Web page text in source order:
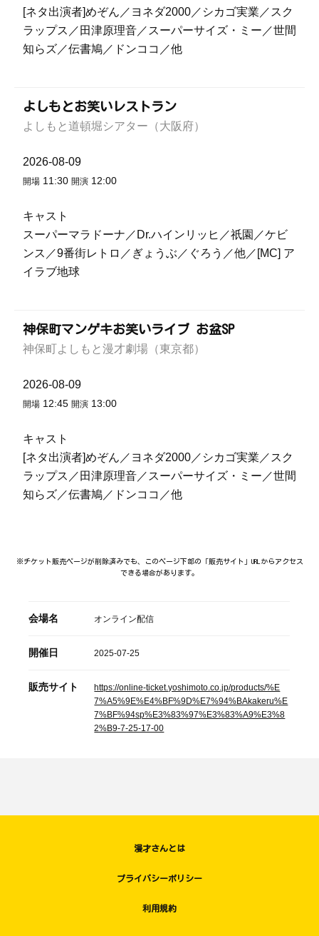
[ネタ出演者]めぞん／ヨネダ2000／シカゴ実業／スク
ラップス／田津原理音／スーパーサイズ・ミー／世間
知らズ／伝書鳩／ドンココ／他
よしもとお笑いレストラン
よしもと道頓堀シアター（大阪府）
2026-08-09
開場 11:30 開演 12:00
キャスト
スーパーマラドーナ／Dr.ハインリッヒ／祇園／ケビ
ンス／9番街レトロ／ぎょうぶ／ぐろう／他／[MC] ア
イラブ地球
神保町マンゲキお笑いライブ お盆SP
神保町よしもと漫才劇場（東京都）
2026-08-09
開場 12:45 開演 13:00
キャスト
[ネタ出演者]めぞん／ヨネダ2000／シカゴ実業／スク
ラップス／田津原理音／スーパーサイズ・ミー／世間
知らズ／伝書鳩／ドンココ／他
※チケット販売ページが削除済みでも、このページ下部の「販売サイト」URLからアクセス
できる場合があります。
会場名 オンライン配信
開催日 2025-07-25
販売サイト
https://online-ticket.yoshimoto.co.jp/products/%E
7%A5%9E%E4%BF%9D%E7%94%BAkakeru%E
7%BF%94sp%E3%83%97%E3%83%A9%E3%8
2%B9-7-25-17-00
漫才さんとは
プライバシーポリシー
利用規約